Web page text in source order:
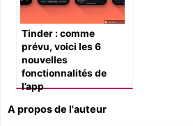
Tinder : comme
prévu, voici les 6
nouvelles
fonctionnalités de
l’app
A propos de l'auteur